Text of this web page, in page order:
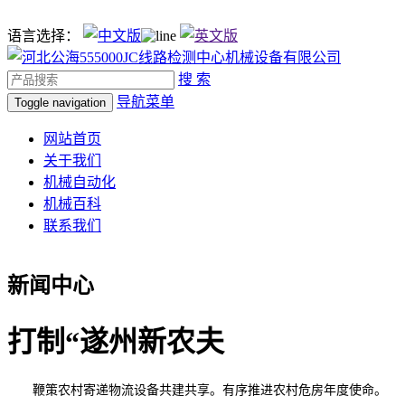
语言选择：
搜 索
Toggle navigation 导航菜单
网站首页
关于我们
机械自动化
机械百科
联系我们
新闻中心
打制“遂州新农夫
鞭策农村寄递物流设备共建共享。有序推进农村危房年度使命。